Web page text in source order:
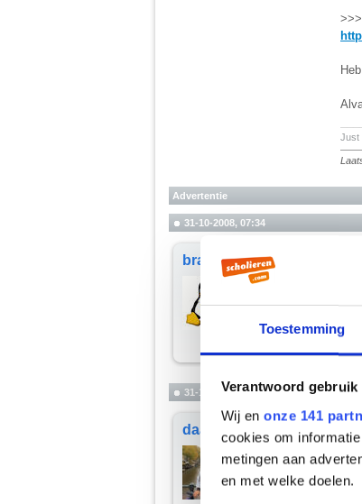
Toestemming
Verantwoord gebruik
Wij en onze 141
cookies om
metingen aan
en met welke doelen.
Just
Advertentie
31-10-2008, 07:34
brands
31-10-2008, 10:20
daan012
Just